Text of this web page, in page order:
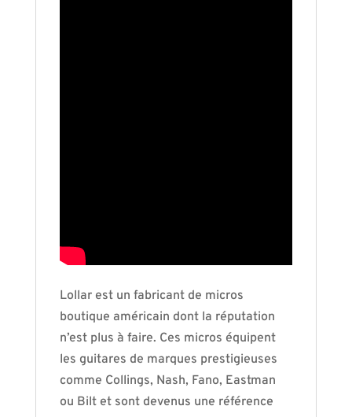
Lollar est un fabricant de micros
boutique américain dont la réputation
n’est plus à faire. Ces micros équipent
les guitares de marques prestigieuses
comme Collings, Nash, Fano, Eastman
ou Bilt et sont devenus une référence